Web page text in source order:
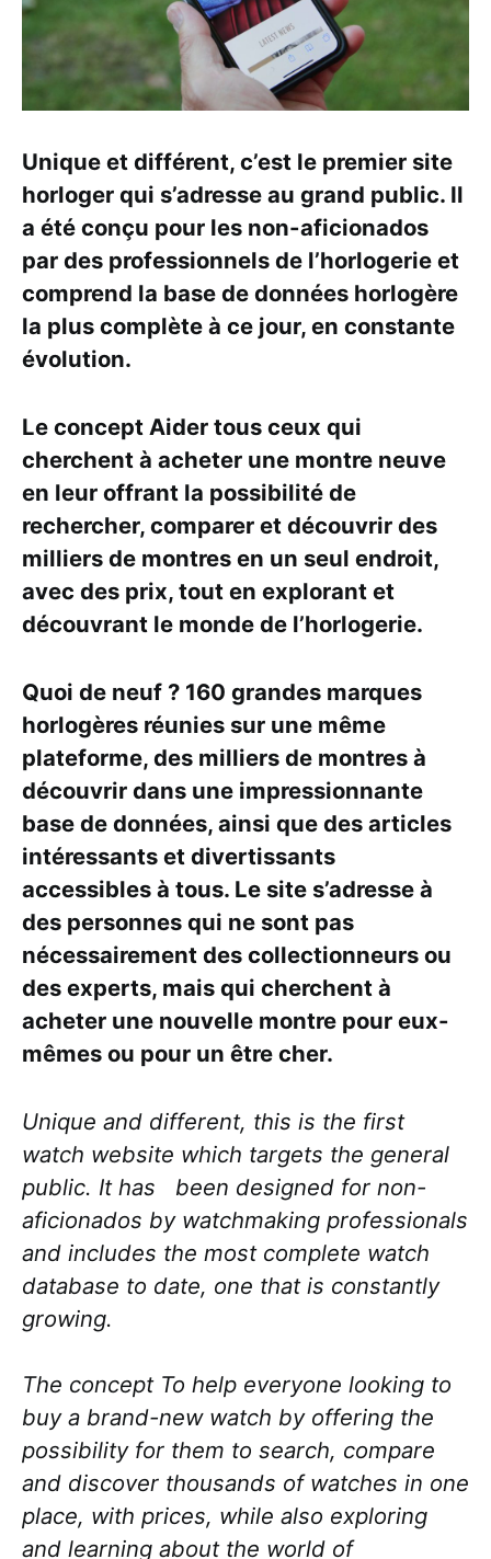
Unique et différent, c’est le premier site
horloger qui s’adresse au grand public. Il
a été conçu pour les non-aficionados
par des professionnels de l’horlogerie et
comprend la base de données horlogère
la plus complète à ce jour, en constante
évolution.
Le concept Aider tous ceux qui
cherchent à acheter une montre neuve
en leur offrant la possibilité de
rechercher, comparer et découvrir des
milliers de montres en un seul endroit,
avec des prix, tout en explorant et
découvrant le monde de l’horlogerie.
Quoi de neuf ? 160 grandes marques
horlogères réunies sur une même
plateforme, des milliers de montres à
découvrir dans une impressionnante
base de données, ainsi que des articles
intéressants et divertissants
accessibles à tous. Le site s’adresse à
des personnes qui ne sont pas
nécessairement des collectionneurs ou
des experts, mais qui cherchent à
acheter une nouvelle montre pour eux-
mêmes ou pour un être cher.
Unique and different, this is the first
watch website which targets the general
public. It has been designed for non-
aficionados by watchmaking professionals
and includes the most complete watch
database to date, one that is constantly
growing.
The concept To help everyone looking to
buy a brand-new watch by offering the
possibility for them to search, compare
and discover thousands of watches in one
place, with prices, while also exploring
and learning about the world of